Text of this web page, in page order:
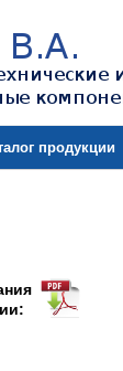
продукции